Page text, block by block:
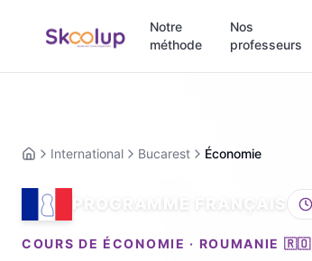
Notre
méthode
Nos
professeurs
AccueilInternational Bucarest Économie
PROGRAMME FRANÇAIS
COURS DE ÉCONOMIE · ROUMANIE 🇷🇴